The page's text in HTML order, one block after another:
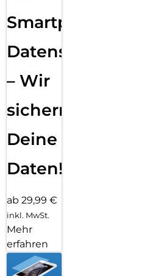
Smartphone
Datensicherung
– Wir
sichern
Deine
Daten!
ab 29,99 €
inkl. MwSt.
Mehr
erfahren